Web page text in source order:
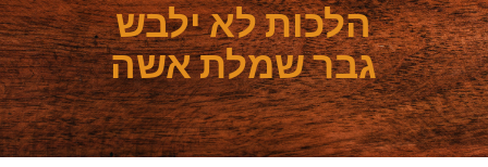
הלכות לא ילבש
גבר שמלת אשה